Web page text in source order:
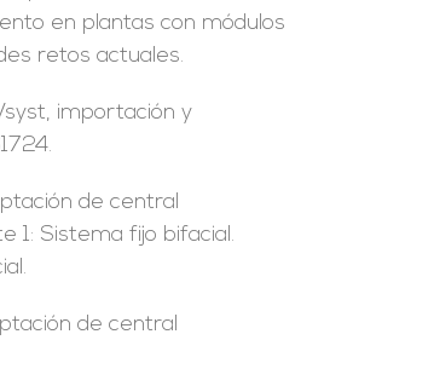
en plantas con módulos
retos actuales.
importación y
de central
1: Sistema fijo bifacial.
de central